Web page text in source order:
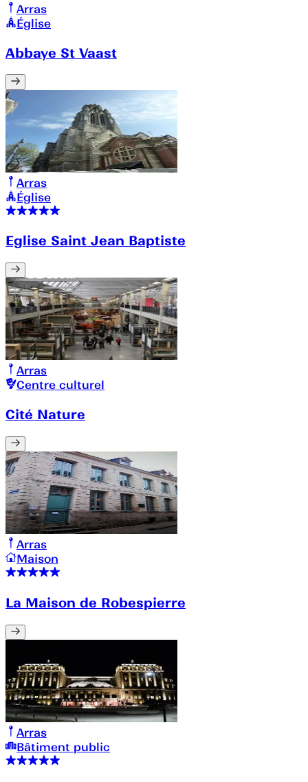
Arras
Église
Abbaye St Vaast
Arras
Église
Eglise Saint Jean Baptiste
Arras
Centre culturel
Cité Nature
Arras
Maison
La Maison de Robespierre
Arras
Bâtiment public